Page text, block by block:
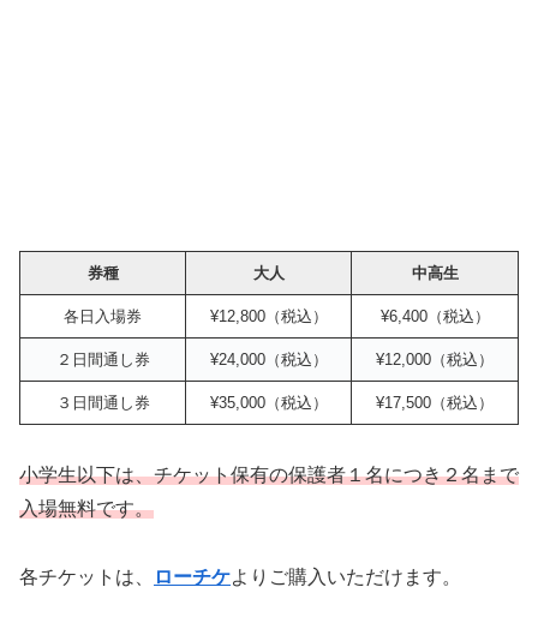
券種 大人 中高生
各日入場券 ¥12,800（税込） ¥6,400（税込）
２日間通し券 ¥24,000（税込） ¥12,000（税込）
３日間通し券 ¥35,000（税込） ¥17,500（税込）
小学生以下は、チケット保有の保護者１名につき２名まで
入場無料です。
各チケットは、 ローチケよりご購入いただけます。